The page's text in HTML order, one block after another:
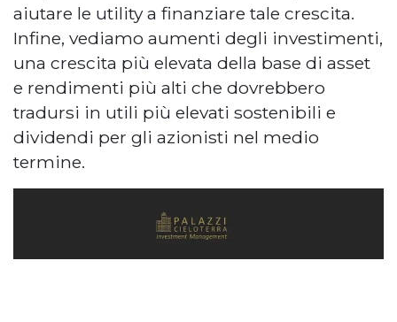
aiutare le utility a finanziare tale crescita.
Infine, vediamo aumenti degli investimenti,
una crescita più elevata della base di asset
e rendimenti più alti che dovrebbero
tradursi in utili più elevati sostenibili e
dividendi per gli azionisti nel medio
termine.